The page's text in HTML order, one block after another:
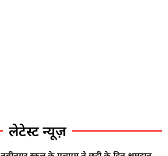
लेटेस्ट न्यूज़